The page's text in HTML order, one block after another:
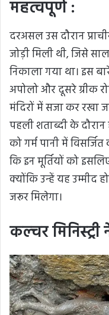
महत्वपूर्ण :
दरअसल उस दौरान
जोड़ी मिली थी, जिसे
निकाला गया था। इस
अपोलो और दूसरे ग्रीक
मंदिरों में सजा कर रखा
पहली शताब्दी के दौरान
को गर्म पानी में
कि इन मूर्तियों को
क्योंकि उन्हें यह उम्मीद
जरूर मिलेगा।
कल्चर